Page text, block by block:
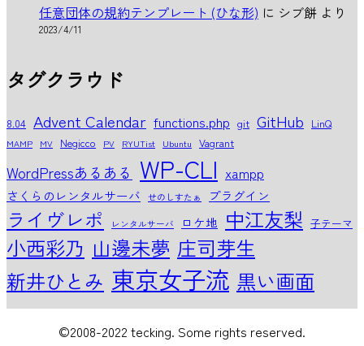
任意団体の規約テンプレート (ひな形) に シブ餅 より
2023/4/11
タグクラウド
8.04 Advent Calendar functions.php git GitHub LinQ
MAMP MV Negicco PV RYUTist Ubuntu Vagrant
WordPressあるある WP-CLI xampp
さくらのレンタルサーバ せのしすたぁ プラグイン
ライヴレポ レンタルサーバ ロケ地 中江友梨 子テーマ
小西彩乃 山邊未夢 庄司芽生
新井ひとみ 東京女子流 黒い画面
©2008-2022 tecking. Some rights reserved.